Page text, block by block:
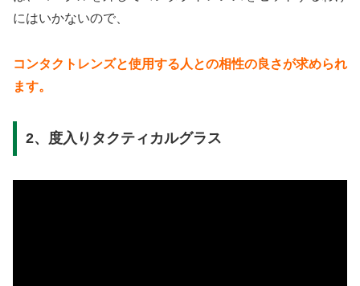
にはいかないので、
コンタクトレンズと使用する人との相性の良さが求められ
ます。
2、度入りタクティカルグラス